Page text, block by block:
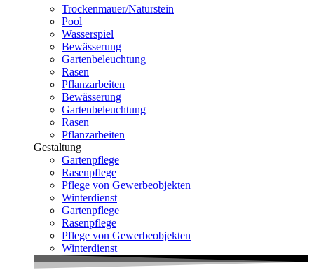
Trockenmauer/Naturstein
Pool
Wasserspiel
Bewässerung
Gartenbeleuchtung
Rasen
Pflanzarbeiten
Bewässerung
Gartenbeleuchtung
Rasen
Pflanzarbeiten
Gestaltung
Gartenpflege
Rasenpflege
Pflege von Gewerbeobjekten
Winterdienst
Gartenpflege
Rasenpflege
Pflege von Gewerbeobjekten
Winterdienst